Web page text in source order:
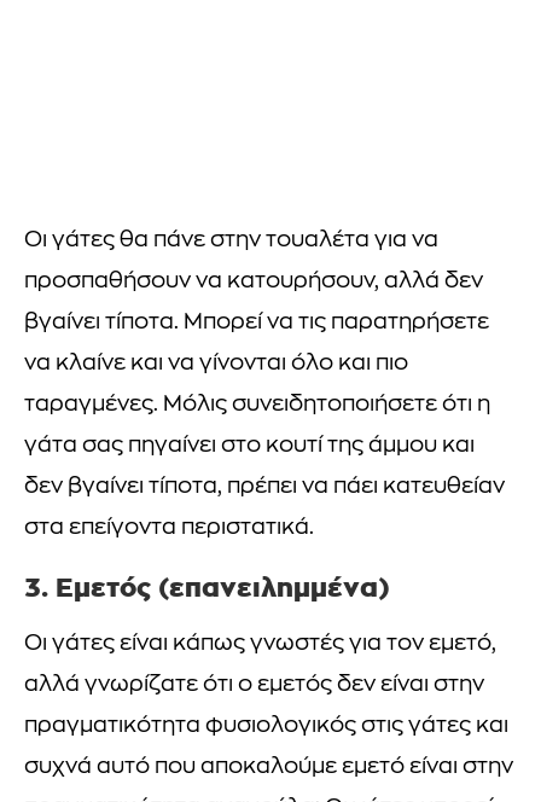
Οι γάτες θα πάνε στην τουαλέτα για να
προσπαθήσουν να κατουρήσουν, αλλά δεν
βγαίνει τίποτα. Μπορεί να τις παρατηρήσετε
να κλαίνε και να γίνονται όλο και πιο
ταραγμένες. Μόλις συνειδητοποιήσετε ότι η
γάτα σας πηγαίνει στο κουτί της άμμου και
δεν βγαίνει τίποτα, πρέπει να πάει κατευθείαν
στα επείγοντα περιστατικά.
3. Εμετός (επανειλημμένα)
Οι γάτες είναι κάπως γνωστές για τον εμετό,
αλλά γνωρίζατε ότι ο εμετός δεν είναι στην
πραγματικότητα φυσιολογικός στις γάτες και
συχνά αυτό που αποκαλούμε εμετό είναι στην